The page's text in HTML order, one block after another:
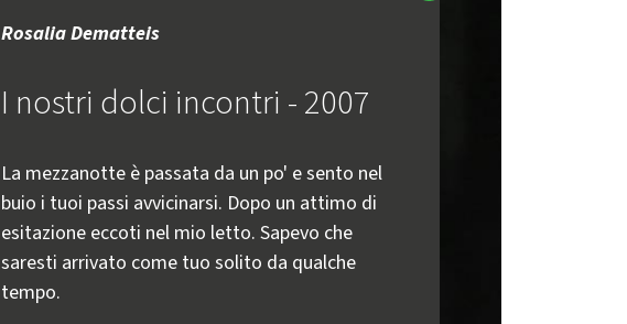
Rosalia Dematteis
I nostri dolci incontri - 2007
La mezzanotte è passata da un po' e sento nel
buio i tuoi passi avvicinarsi. Dopo un attimo di
esitazione eccoti nel mio letto. Sapevo che
saresti arrivato come tuo solito da qualche
tempo.